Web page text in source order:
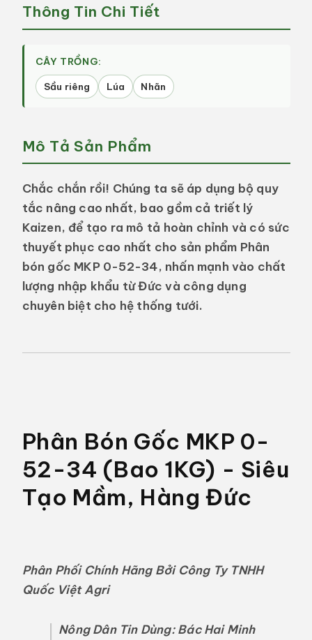
Siêu
Mầm,
Hàng
Đức
-
Siêu
Mầm,
Hàng
Đức
Thông Tin Chi Tiết
CÂY TRỒNG:
Sầu riêng
Lúa Nhãn
Mô Tả Sản Phẩm
Chắc chắn rồi! Chúng ta sẽ áp dụng bộ quy
tắc nâng cao nhất, bao gồm cả triết lý
Kaizen, để tạo ra mô tả hoàn chỉnh và có sức
thuyết phục cao nhất cho sản phẩm Phân
bón gốc MKP 0-52-34, nhấn mạnh vào chất
lượng nhập khẩu từ Đức và công dụng
chuyên biệt cho hệ thống tưới.
Phân Bón Gốc MKP 0-
52-34 (Bao 1KG) - Siêu
Tạo Mầm, Hàng Đức
Phân Phối Chính Hãng Bởi Công Ty TNHH
Quốc Việt Agri
Nông Dân Tin Dùng: Bác Hai Minh